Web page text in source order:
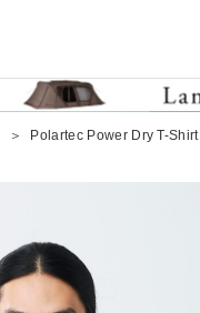
＞ Polartec Power Dry T-Shirt